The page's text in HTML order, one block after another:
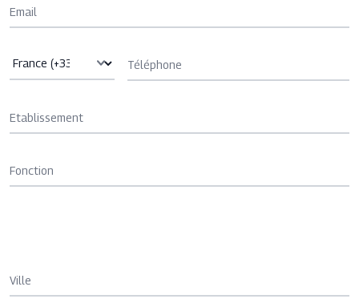
Email
Téléphone
Etablissement
Fonction
Ville